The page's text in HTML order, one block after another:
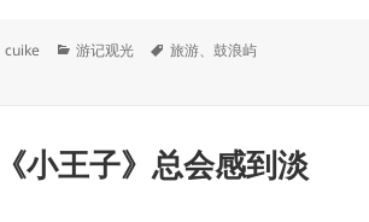
作
cuike
分
游记观光
标
旅游、鼓浪屿
屿呀
小王子》总会感到淡